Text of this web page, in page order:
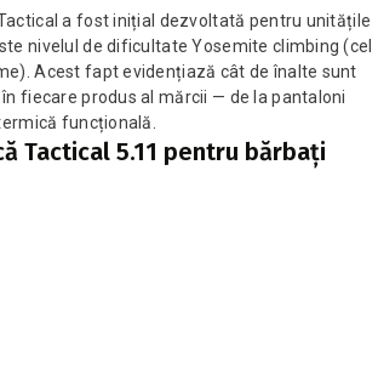
a fost inițial dezvoltată pentru unitățile
nivelul de dificultate Yosemite climbing (cel
Acest fapt evidențiază cât de înalte sunt
fiecare produs al mărcii — de la pantaloni
funcțională.
Tactical 5.11 pentru bărbați